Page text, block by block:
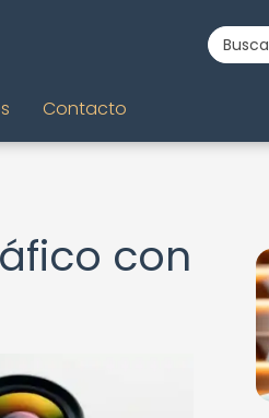
Contacto
con